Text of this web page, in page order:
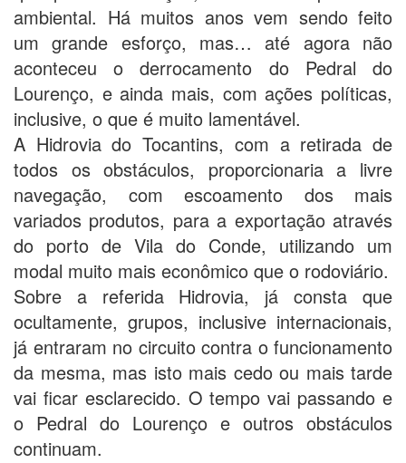
ambiental. Há muitos anos vem sendo feito
um grande esforço, mas… até agora não
aconteceu o derrocamento do Pedral do
Lourenço, e ainda mais, com ações políticas,
inclusive, o que é muito lamentável.
A Hidrovia do Tocantins, com a retirada de
todos os obstáculos, proporcionaria a livre
navegação, com escoamento dos mais
variados produtos, para a exportação através
do porto de Vila do Conde, utilizando um
modal muito mais econômico que o rodoviário.
Sobre a referida Hidrovia, já consta que
ocultamente, grupos, inclusive internacionais,
já entraram no circuito contra o funcionamento
da mesma, mas isto mais cedo ou mais tarde
vai ficar esclarecido. O tempo vai passando e
o Pedral do Lourenço e outros obstáculos
continuam.